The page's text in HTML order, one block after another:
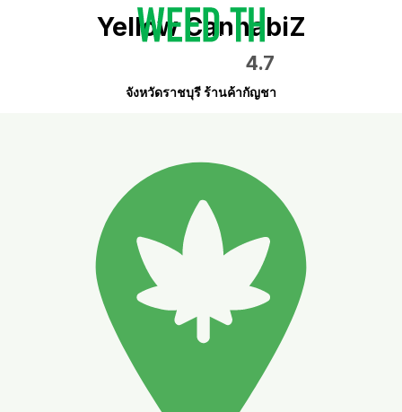
Yellow CannabiZ
4.7
จังหวัดราชบุรี ร้านค้ากัญชา